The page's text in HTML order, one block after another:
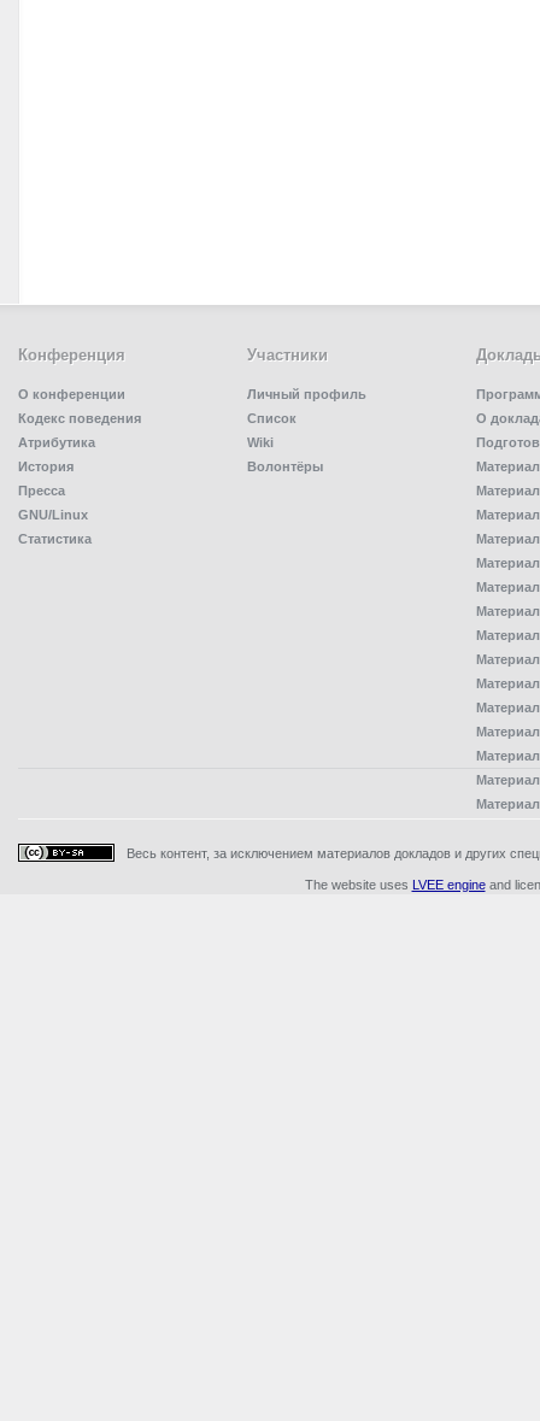
Конференция
О конференции
Кодекс поведения
Атрибутика
История
Пресса
GNU/Linux
Статистика
Участники
Личный профиль
Список
Wiki
Волонтёры
О
Весь контент, за исключением материалов докладов и других
The website uses LVEE engineand